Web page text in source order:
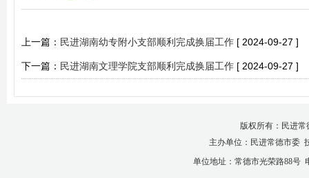
上一篇： 民进湖南幼专附小支部顺利完成换届工作 [ 2024-09-27 ]
下一篇： 民进湖南文理学院支部顺利完成换届工作 [ 2024-09-27 ]
版权所有：民进
主办单位：民进常德市委
单位地址：常德市光荣路88号